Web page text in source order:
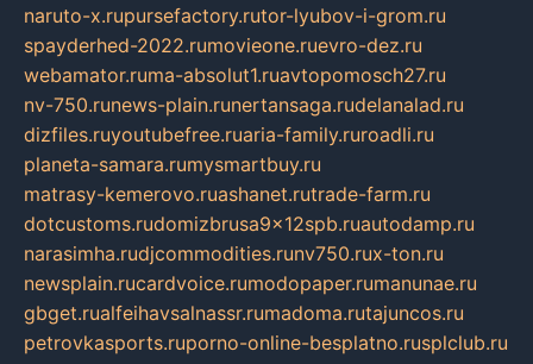
naruto-x.rupursefactory.rutor-lyubov-i-grom.ru
spayderhed-2022.rumovieone.ruevro-dez.ru
webamator.ruma-absolut1.ruavtopomosch27.ru
nv-750.runews-plain.runertansaga.rudelanalad.ru
dizfiles.ruyoutubefree.ruaria-family.ruroadli.ru
planeta-samara.rumysmartbuy.ru
matrasy-kemerovo.ruashanet.rutrade-farm.ru
dotcustoms.rudomizbrusa9x12spb.ruautodamp.ru
narasimha.rudjcommodities.runv750.rux-ton.ru
newsplain.rucardvoice.rumodopaper.rumanunae.ru
gbget.rualfeihavsalnassr.rumadoma.rutajuncos.ru
petrovkasports.ruporno-online-besplatno.rusplclub.ru